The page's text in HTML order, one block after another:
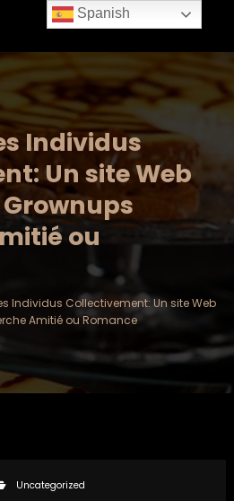
Individus
Un site Web
ou
Individus Collectivement: Un site Web
Amitié ou Romance
Uncategorized
Spanish